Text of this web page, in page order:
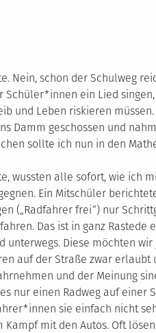
Nein, schon der Schulweg
ein Lied
und Leben riskieren
Damm geschossen und
sollte ich nun in den
wussten alle sofort, wie ich
Ein Mitschüler
(„Radfahrer frei“) nur
Das ist in ganz Rastede
unterwegs. Diese möchten
auf der Straße zwar erlaubt
und der Meinung
nur einen Radweg auf
sie einfach nicht
mit den Autos. Oft